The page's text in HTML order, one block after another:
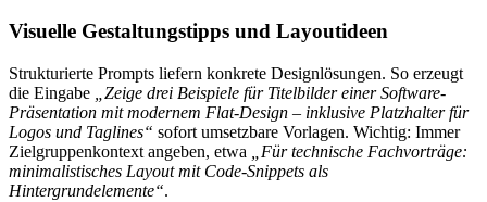
Visuelle Gestaltungstipps und Layoutideen
Strukturierte Prompts liefern konkrete Designlösungen. So erzeugt
die Eingabe
„Zeige drei Beispiele für Titelbilder einer Software-
Präsentation mit modernem Flat-Design – inklusive Platzhalter für
Logos und Taglines“ sofort umsetzbare Vorlagen. Wichtig: Immer
Zielgruppenkontext angeben, etwa
„Für technische Fachvorträge:
minimalistisches Layout mit Code-Snippets als
Hintergrundelemente“.